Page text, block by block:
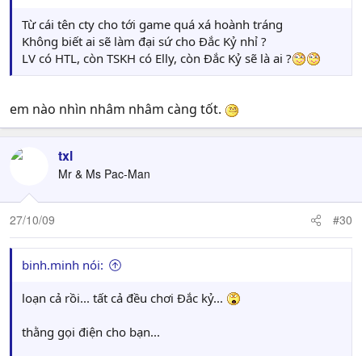
Từ cái tên cty cho tới game quá xá hoành tráng
Không biết ai sẽ làm đại sứ cho Đắc Kỷ nhỉ ?
LV có HTL, còn TSKH có Elly, còn Đắc Kỷ sẽ là ai ?
em nào nhìn nhâm nhâm càng tốt.
txl
Mr & Ms Pac-Man
27/10/09 #30
binh.minh nói:
loạn cả rồi... tất cả đều chơi Đắc kỷ...
thằng gọi điện cho bạn...